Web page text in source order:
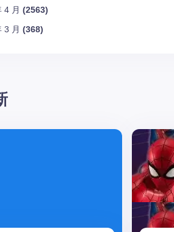
4 月 (2563)
3 月 (368)